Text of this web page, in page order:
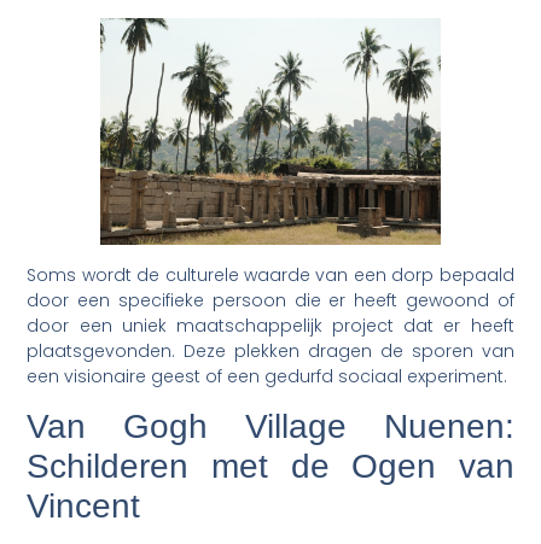
Soms wordt de culturele waarde van een dorp bepaald
door een specifieke persoon die er heeft gewoond of
door een uniek maatschappelijk project dat er heeft
plaatsgevonden. Deze plekken dragen de sporen van
een visionaire geest of een gedurfd sociaal experiment.
Van Gogh Village Nuenen:
Schilderen met de Ogen van
Vincent